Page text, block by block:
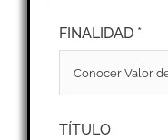
FINALIDAD *
TÍTULO